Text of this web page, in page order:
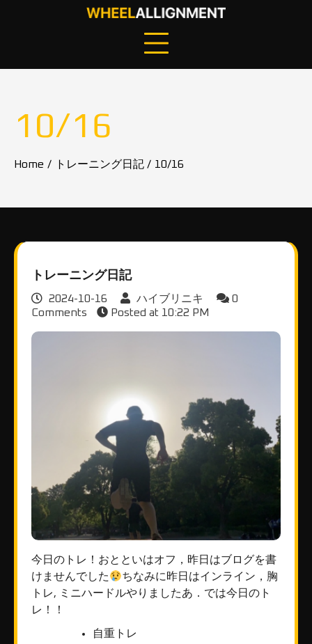
10/16
Home トレーニング日記 10/16
トレーニング日記
2024-10-16 ハイブリニキ
0
Comments
Posted at 10:22 PM
今日のトレ！おとといはオフ，昨日はブログを書
けませんでした
ちなみに昨日はインライン，胸
トレ, ミニハードルやりましたあ．では今日のト
レ！！
自重トレ